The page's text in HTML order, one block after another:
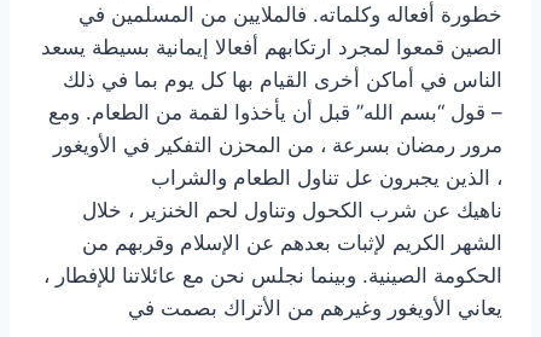
خطورة أفعاله وكلماته. فالملايين من المسلمين في
الصين قمعوا لمجرد ارتكابهم أفعالا إيمانية بسيطة يسعد
الناس في أماكن أخرى القيام بها كل يوم بما في ذلك
قول “بسم الله” قبل أن يأخذوا لقمة من الطعام. ومع –
مرور رمضان بسرعة ، من المحزن التفكير في الأويغور
الذين يجبرون عل تناول الطعام والشراب ،
ناهيك عن شرب الكحول وتناول لحم الخنزير ، خلال
الشهر الكريم لإثبات بعدهم عن الإسلام وقربهم من
الحكومة الصينية. وبينما نجلس نحن مع عائلاتنا للإفطار ،
يعاني الأويغور وغيرهم من الأتراك بصمت في